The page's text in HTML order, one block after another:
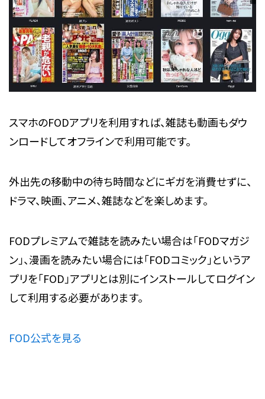
スマホのFODアプリを利用すれば、雑誌も動画もダウ
ンロードしてオフラインで利用可能です。
外出先の移動中の待ち時間などにギガを消費せずに、
ドラマ、映画、アニメ、雑誌などを楽しめます。
FODプレミアムで雑誌を読みたい場合は「FODマガジ
ン」、漫画を読みたい場合には「FODコミック」というア
プリを「FOD」アプリとは別にインストールしてログイン
して利用する必要があります。
FOD公式を見る